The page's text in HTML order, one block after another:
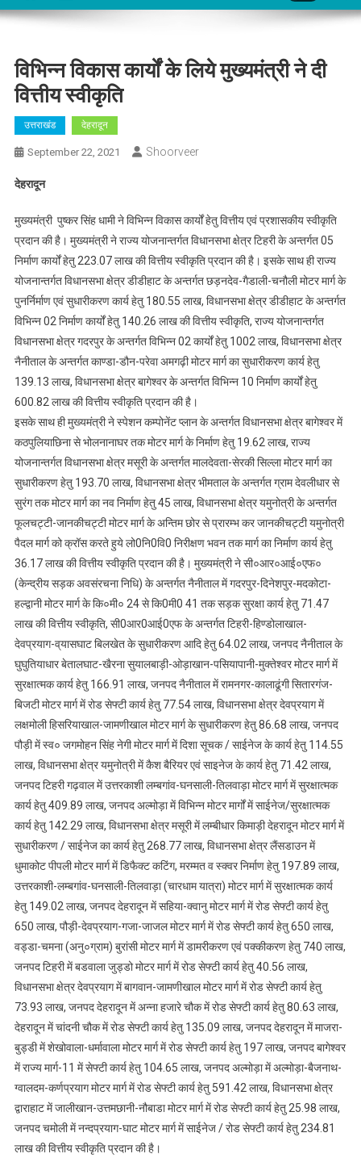
विभिन्न विकास कार्यों के लिये मुख्यमंत्री ने दी
वित्तीय स्वीकृति
उत्तराखंड देहरादून
September 22, 2021 Shoorveer
देहरादून
मुख्यमंत्री पुष्कर सिंह धामी ने विभिन्न विकास कार्यों हेतु वित्तीय एवं प्रशासकीय स्वीकृति
प्रदान की है। मुख्यमंत्री ने राज्य योजनान्तर्गत विधानसभा क्षेत्र टिहरी के अन्तर्गत 05
निर्माण कार्यों हेतु 223.07 लाख की वित्तीय स्वीकृति प्रदान की है। इसके साथ ही राज्य
योजनान्तर्गत विधानसभा क्षेत्र डीडीहाट के अन्तर्गत छड़नदेव-गैडाली-चनौली मोटर मार्ग के
पुनर्निर्माण एवं सुधारीकरण कार्य हेतु 180.55 लाख, विधानसभा क्षेत्र डीडीहाट के अन्तर्गत
विभिन्न 02 निर्माण कार्यों हेतु 140.26 लाख की वित्तीय स्वीकृति, राज्य योजनान्तर्गत
विधानसभा क्षेत्र गदरपुर के अन्तर्गत विभिन्न 02 कार्यों हेतु 1002 लाख, विधानसभा क्षेत्र
नैनीताल के अन्तर्गत काण्डा-डौन-परेवा अमगढ़ी मोटर मार्ग का सुधारीकरण कार्य हेतु
139.13 लाख, विधानसभा क्षेत्र बागेश्वर के अन्तर्गत विभिन्न 10 निर्माण कार्यों हेतु
600.82 लाख की वित्तीय स्वीकृति प्रदान की है।
इसके साथ ही मुख्यमंत्री ने स्पेशन कम्पोनेंट प्लान के अन्तर्गत विधानसभा क्षेत्र बागेश्वर में
कठपुलियाछिना से भोलनानाघर तक मोटर मार्ग के निर्माण हेतु 19.62 लाख, राज्य
योजनान्तर्गत विधानसभा क्षेत्र मसूरी के अन्तर्गत मालदेवता-सेरकी सिल्ला मोटर मार्ग का
सुधारीकरण हेतु 193.70 लाख, विधानसभा क्षेत्र भीमताल के अन्तर्गत ग्राम देवलीधार से
सुरंग तक मोटर मार्ग का नव निर्माण हेतु 45 लाख, विधानसभा क्षेत्र यमुनोत्री के अन्तर्गत
फूलचट्टी-जानकीचट्टी मोटर मार्ग के अन्तिम छोर से प्रारम्भ कर जानकीचट्टी यमुनोत्री
पैदल मार्ग को क्रॉस करते हुये लो0नि0वि0 निरीक्षण भवन तक मार्ग का निर्माण कार्य हेतु
36.17 लाख की वित्तीय स्वीकृति प्रदान की है। मुख्यमंत्री ने सी०आर०आई०एफ०
(केन्द्रीय सड़क अवसंरचना निधि) के अन्तर्गत नैनीताल में गदरपुर-दिनेशपुर-मदकोटा-
हल्द्वानी मोटर मार्ग के कि०मी० 24 से कि0मी0 41 तक सड़क सुरक्षा कार्य हेतु 71.47
लाख की वित्तीय स्वीकृति, सी0आर0आई0एफ के अन्तर्गत टिहरी-हिण्डोलाखाल-
देवप्रयाग-व्यासघाट बिलखेत के सुधारीकरण आदि हेतु 64.02 लाख, जनपद नैनीताल के
घुघुतियाधार बेतालघाट-खैरना सुयालबाड़ी-ओड़ाखान-पसियापानी-मुक्तेश्वर मोटर मार्ग में
सुरक्षात्मक कार्य हेतु 166.91 लाख, जनपद नैनीताल में रामनगर-कालाढूंगी सितारगंज-
बिजटी मोटर मार्ग में रोड सेफ्टी कार्य हेतु 77.54 लाख, विधानसभा क्षेत्र देवप्रयाग में
लक्षमोली हिसरियाखाल-जामणीखाल मोटर मार्ग के सुधारीकरण हेतु 86.68 लाख, जनपद
पौड़ी में स्व० जगमोहन सिंह नेगी मोटर मार्ग में दिशा सूचक / साईनेज के कार्य हेतु 114.55
लाख, विधानसभा क्षेत्र यमुनोत्री में कैश बैरियर एवं साइनेज के कार्य हेतु 71.42 लाख,
जनपद टिहरी गढ़वाल में उत्तरकाशी लम्बगांव-घनसाली-तिलवाड़ा मोटर मार्ग में सुरक्षात्मक
कार्य हेतु 409.89 लाख, जनपद अल्मोड़ा में विभिन्न मोटर मार्गों में साईनेज/सुरक्षात्मक
कार्य हेतु 142.29 लाख, विधानसभा क्षेत्र मसूरी में लम्बीधार किमाड़ी देहरादून मोटर मार्ग में
सुधारीकरण / साईनेज का कार्य हेतु 268.77 लाख, विधानसभा क्षेत्र लैंसडाउन में
धुमाकोट पीपली मोटर मार्ग में डिफैक्ट कटिंग, मरम्मत व स्क्वर निर्माण हेतु 197.89 लाख,
उत्तरकाशी-लम्बगांव-घनसाली-तिलवाड़ा (चारधाम यात्रा) मोटर मार्ग में सुरक्षात्मक कार्य
हेतु 149.02 लाख, जनपद देहरादून में सहिया-क्वानु मोटर मार्ग में रोड सेफ्टी कार्य हेतु
650 लाख, पौड़ी-देवप्रयाग-गजा-जाजल मोटर मार्ग में रोड सेफ्टी कार्य हेतु 650 लाख,
वड्डा-चमना (अनु०ग्राम) बुरांसी मोटर मार्ग में डामरीकरण एवं पक्कीकरण हेतु 740 लाख,
जनपद टिहरी में बडवाला जुड्डो मोटर मार्ग में रोड सेफ्टी कार्य हेतु 40.56 लाख,
विधानसभा क्षेत्र देवप्रयाग में बागवान-जामणीखाल मोटर मार्ग में रोड सेफ्टी कार्य हेतु
73.93 लाख, जनपद देहरादून में अन्ना हजारे चौक में रोड सेफ्टी कार्य हेतु 80.63 लाख,
देहरादून में चांदनी चौक में रोड सेफ्टी कार्य हेतु 135.09 लाख, जनपद देहरादून में माजरा-
बुड्डी में शेखोवाला-धर्मावाला मोटर मार्ग में रोड सेफ्टी कार्य हेतु 197 लाख, जनपद बागेश्वर
में राज्य मार्ग-11 में सेफ्टी कार्य हेतु 104.65 लाख, जनपद अल्मोड़ा में अल्मोड़ा-बैजनाथ-
ग्वालदम-कर्णप्रयाग मोटर मार्ग में रोड सेफ्टी कार्य हेतु 591.42 लाख, विधानसभा क्षेत्र
द्वाराहाट में जालीखान-उत्तमछानी-नौबाडा मोटर मार्ग में रोड सेफ्टी कार्य हेतु 25.98 लाख,
जनपद चमोली में नन्दप्रयाग-घाट मोटर मार्ग में साईनेज / रोड सेफ्टी कार्य हेतु 234.81
लाख की वित्तीय स्वीकृति प्रदान की है।